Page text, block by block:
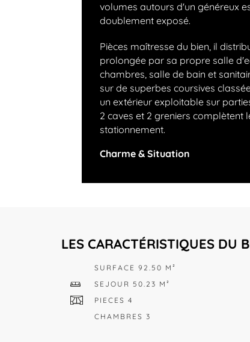
volumes autours d'un généreux
doublement exposé.
Pièces maîtresse du bien, il
prolongée par sa propre salle
chambres, salle de bain et
sur de superbes coursives
un extérieur exploitable sur
2 caves et 2 greniers complètent
stationnement.
Charme & Situation
LES CARACTÉRISTIQUES DU
SURFACE 92.50 M²
SEJOUR 50.23 M²
PIECES 4
CHAMBRES 3